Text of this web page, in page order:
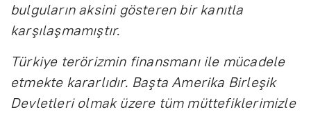
bulguların aksini gösteren bir kanıtla
karşılaşmamıştır.
Türkiye terörizmin finansmanı ile mücadele
etmekte kararlıdır. Başta Amerika Birleşik
Devletleri olmak üzere tüm müttefiklerimizle